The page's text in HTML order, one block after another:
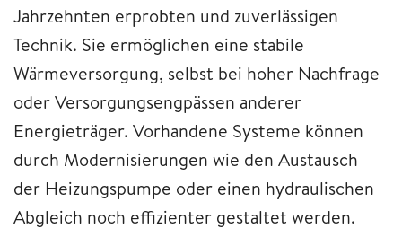
Jahrzehnten erprobten und zuverlässigen
Technik. Sie ermöglichen eine stabile
Wärmeversorgung, selbst bei hoher Nachfrage
oder Versorgungsengpässen anderer
Energieträger. Vorhandene Systeme können
durch Modernisierungen wie den Austausch
der Heizungspumpe oder einen hydraulischen
Abgleich noch effizienter gestaltet werden.